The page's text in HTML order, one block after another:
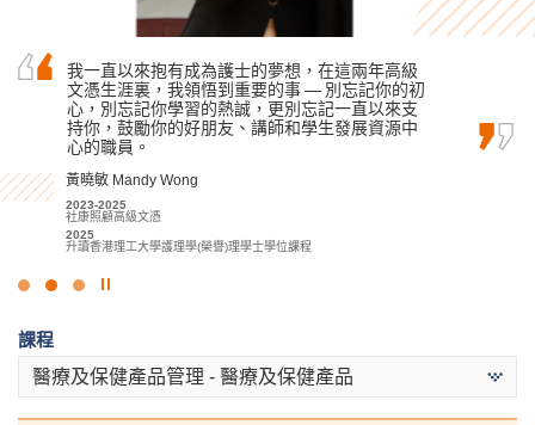
當天公開試失利，驅使我入讀這間書院。奮鬥兩
年間，感激我遇見耐心的講師、友愛的戰友。他
們使我在心理學的旅程中獲得不少新知識，亦使
我的學習旅途不再孤單。這間書院最美的風景大
概不是玻璃窗外的高樓，而是一班熱心教學和另…
謝海盈 Tse Hoi Ying
2022-2024
應用社會科學副學士 (心理學)
2024
升讀香港中文大學心理學社會科學學士 (高年級入學)
我一直以來抱有成為護士的夢想，在這兩年高級
文憑生涯裏，我領悟到重要的事 — 別忘記你的初
心，別忘記你學習的熱誠，更別忘記一直以來支
持你，鼓勵你的好朋友、講師和學生發展資源中
心的職員。
黃曉敏 Mandy Wong
2023-2025
社康照顧高級文憑
2025
升讀香港理工大學護理學(榮譽)理學士學位課程
我很感激過去兩年能在HPSHCC學習酒店相關的專
業知識，課堂內容豐富和行業資訊量之大，再加
上寶貴的實習機會，短短兩年就顯著增進了我對
酒店行業的理解。
2023-2025
2025
(高年級入學)
點
止
幻
燈
課程
醫療及保健產品管理 - 醫療及保健產品